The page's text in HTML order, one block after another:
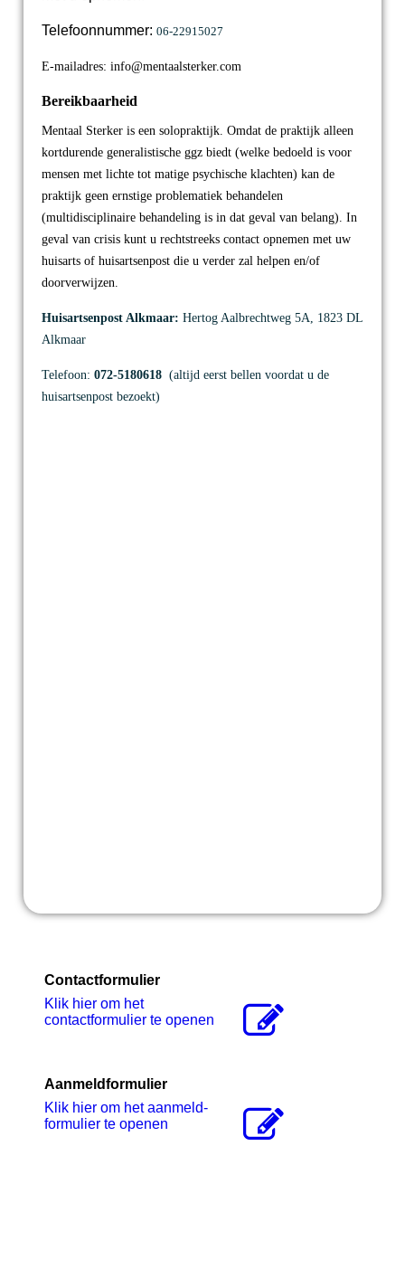
Telefoonnummer: 06-22915027
E-mailadres: info@mentaalsterker.com
Bereikbaarheid
Mentaal Sterker is een solopraktijk. Omdat de praktijk alleen
kortdurende generalistische ggz biedt (welke bedoeld is voor
mensen met lichte tot matige psychische klachten) kan de
praktijk geen ernstige problematiek behandelen
(multidisciplinaire behandeling is in dat geval van belang). In
geval van crisis kunt u rechtstreeks contact opnemen met uw
huisarts of huisartsenpost die u verder zal helpen en/of
doorverwijzen.
Huisartsenpost Alkmaar: Hertog Aalbrechtweg 5A, 1823 DL
Alkmaar
Telefoon: 072-5180618(altijd eerst bellen voordat u de
huisartsenpost bezoekt)
Contactformulier
Klik hier om het
contactformulier te openen
Aanmeldformulier
Klik hier om het aanmeld-
formulier te openen